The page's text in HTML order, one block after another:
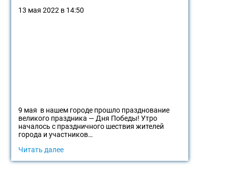
13 мая 2022 в 14:50
9 мая в нашем городе прошло празднование
великого праздника — Дня Победы! Утро
началось с праздничного шествия жителей
города и участников…
Читать далее